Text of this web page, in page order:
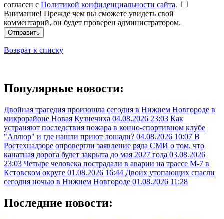
согласен с Политикой конфиденциальности сайта.
Внимание! Прежде чем вы сможете увидеть свой
комментарий, он будет проверен администратором.
Отправить
Возврат к списку
Популярные новости:
Двойная трагедия произошла сегодня в Нижнем Новгороде в
микрорайоне Новая Кузнечиха 04.08.2026 23:03 Как
устраняют последствия пожара в конно-спортивном клубе
"Аллюр" и где нашли приют лошади? 04.08.2026 10:07 В
Ростехнадзоре опровергли заявление ряда СМИ о том, что
канатная дорога будет закрыта до мая 2027 года 03.08.2026
23:03 Четыре человека пострадали в аварии на трассе М-7 в
Кстовском округе 01.08.2026 16:44 Двоих утопающих спасли
сегодня ночью в Нижнем Новгороде 01.08.2026 11:28
Последние новости: